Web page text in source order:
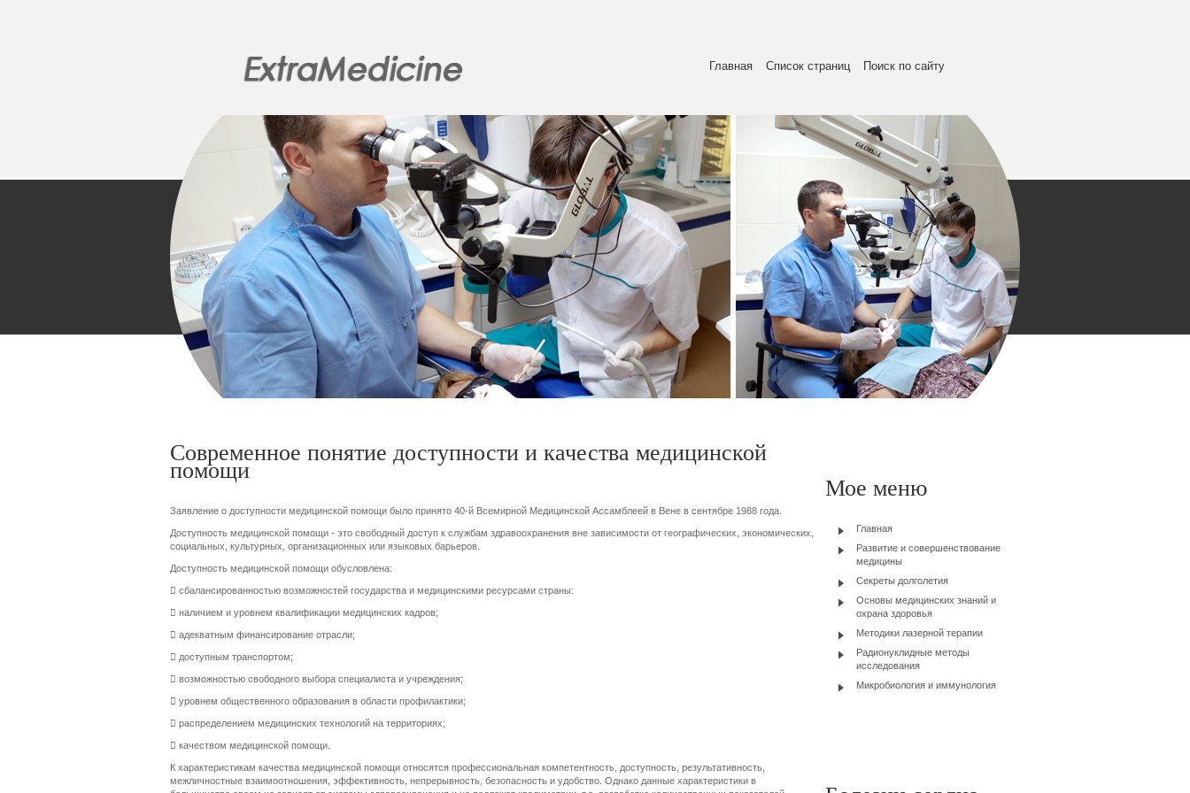
Главная Список страниц Поиск по сайту
Современное понятие доступности и качества медицинской
помощи
Заявление о доступности медицинской помощи было принято 40-й Всемирной Медицинской Ассамблеей в Вене в сентябре 1988 года.
Доступность медицинской помощи - это свободный доступ к службам здравоохранения вне зависимости от географических, экономических,
социальных, культурных, организационных или языковых барьеров.
Доступность медицинской помощи обусловлена:
 сбалансированностью возможностей государства и медицинскими ресурсами страны:
 наличием и уровнем квалификации медицинских кадров;
 адекватным финансирование отрасли;
 доступным транспортом;
 возможностью свободного выбора специалиста и учреждения;
 уровнем общественного образования в области профилактики;
 распределением медицинских технологий на территориях;
 качеством медицинской помощи.
К характеристикам качества медицинской помощи относятся профессиональная компетентность, доступность, результативность,
межличностные взаимоотношения, эффективность, непрерывность, безопасность и удобство. Однако данные характеристики в
Мое меню
Главная
Развитие и совершенствование
медицины
Секреты долголетия
Основы медицинских знаний и
охрана здоровья
Методики лазерной терапии
Радионуклидные методы
исследования
Микробиология и иммунология